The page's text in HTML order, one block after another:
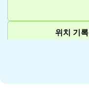
위치 기록